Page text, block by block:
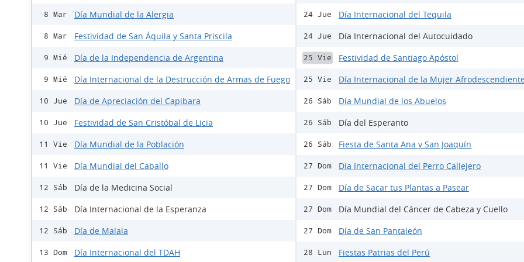
8 Mar Día Mundial de la Alergia
8 Mar Festividad de San Áquila y Santa Priscila
9 Mié Día de la Independencia de Argentina
9 Mié Día Internacional de la Destrucción de Armas de Fuego
10 Jue Día de Apreciación del Capibara
10 Jue Festividad de San Cristóbal de Licia
11 Vie Día Mundial de la Población
11 Vie Día Mundial del Caballo
12 Sáb Día de la Medicina Social
12 Sáb Día Internacional de la Esperanza
12 Sáb Día de Malala
13 Dom Día Internacional del TDAH
24 Jue Día Internacional del Tequila
24 Jue Día Internacional del Autocuidado
25 Vie Festividad de Santiago Apóstol
25 Vie Día Internacional de la Mujer
26 Sáb Día Mundial de los Abuelos
26 Sáb Día del Esperanto
26 Sáb Fiesta de Santa Ana y San Joaquín
27 Dom Día Internacional del Perro Callejero
27 Dom Día de Sacar tus Plantas a Pasear
27 Dom Día Mundial del Cáncer de Cabeza y Cuello
27 Dom Día de San Pantaleón
28 Lun Fiestas Patrias del Perú